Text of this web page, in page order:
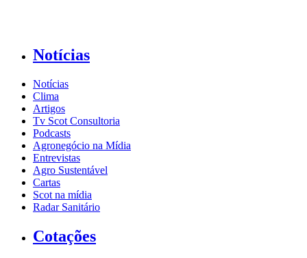
Notícias
Notícias
Clima
Artigos
Tv Scot Consultoria
Podcasts
Agronegócio na Mídia
Entrevistas
Agro Sustentável
Cartas
Scot na mídia
Radar Sanitário
Cotações